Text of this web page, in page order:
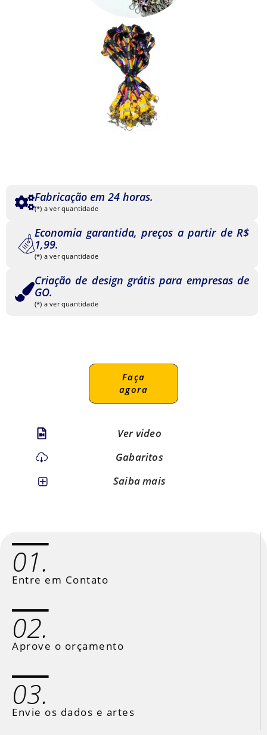
Fabricação em 24 horas.
(*) a ver quantidade
Economia garantida, preços a partir de R$
1,99.
(*) a ver quantidade
Criação de design grátis para empresas de
GO.
(*) a ver quantidade
Faça
agora
Ver video
Gabaritos
Saiba mais
01.
Entre em Contato
02.
Aprove o orçamento
03.
Envie os dados e artes